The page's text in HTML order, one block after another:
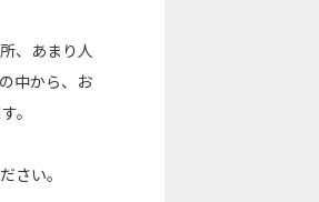
、あまり人
中から、お
。
さい。